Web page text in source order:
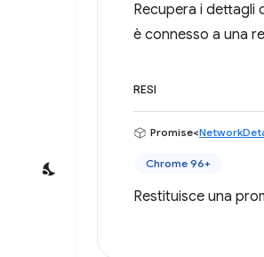
Recupera i dettagli
è connesso a una
RESI
Promise<
Chrome 96+
Restituisce una